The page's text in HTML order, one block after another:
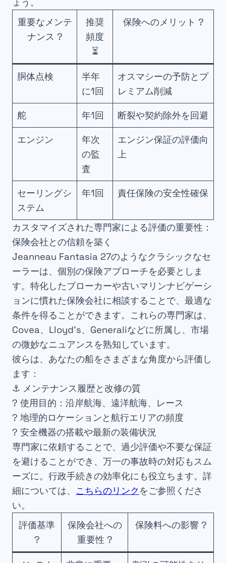
重要なメンテ
ナンス ?
推奨
頻度
⏳
保険へのメリット ?
胴体点検
半年
に1回
オスマシーの予防とプ
レミアム削減
舵 年1回 断裂や契約除外を回避
エンジン
年次
の監
査
エンジン保証の評価向
上
セーリングシ
ステム
年1回 責任保険の安全性確保
カスタマイズされた専門家による評価の重要性：
保険会社との信頼を築く
Jeanneau Fantasia 27のようなクラシックなセ
ーラーは、個別の保険アプローチを必要としま
す。特化したブローカーや古いマリンナビゲーシ
ョンに慣れた保険会社に相談することで、最適な
条件を得ることができます。これらの専門家は、
Covea、Lloyd’s、Generaliなどに所属し、市場
の微妙なニュアンスを熟知しています。
彼らは、あなたの船をさまざまな角度から評価し
ます：
⚓ メンテナンス履歴と改修の質
? 使用目的：沿岸航海、遠洋航海、レース
? 地理的ロケーションと航行エリアの頻度
? 安全機器の搭載や最新の装備状況
専門家に依頼することで、過少評価や不要な保証
を避けることができ、万一の事故時の対応もスム
ーズに。行政手続きの効率化にも役立ちます。詳
細については、 こちらのリンク をご参照くださ
い。
評価基準
?
保険会社への
重要性 ?
保険料への影響 ?